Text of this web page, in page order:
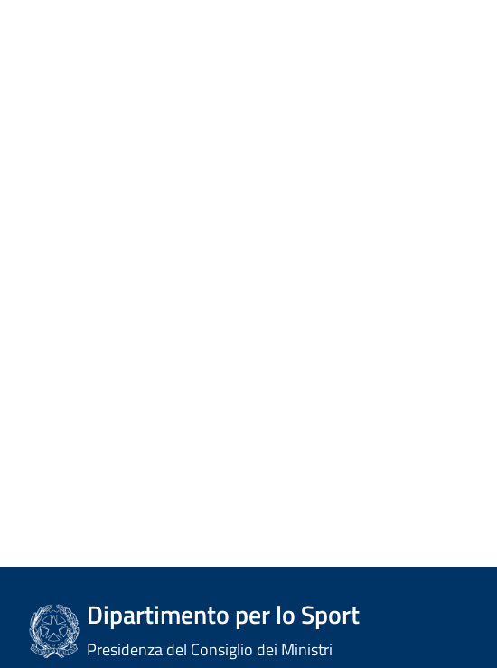
Dipartimento per lo Sport
Presidenza del Consiglio dei Ministri